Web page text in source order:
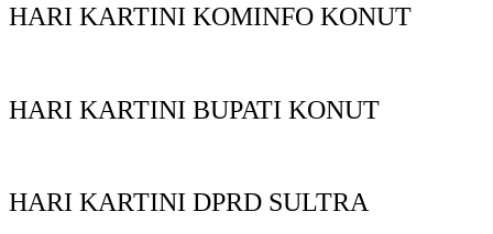
HARI KARTINI KOMINFO KONUT
HARI KARTINI BUPATI KONUT
HARI KARTINI DPRD SULTRA